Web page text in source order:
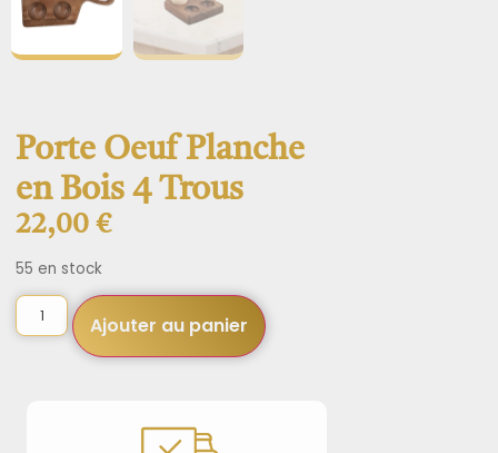
Porte Oeuf Planche
en Bois 4 Trous
22,00€
55 en stock
Ajouter au panier